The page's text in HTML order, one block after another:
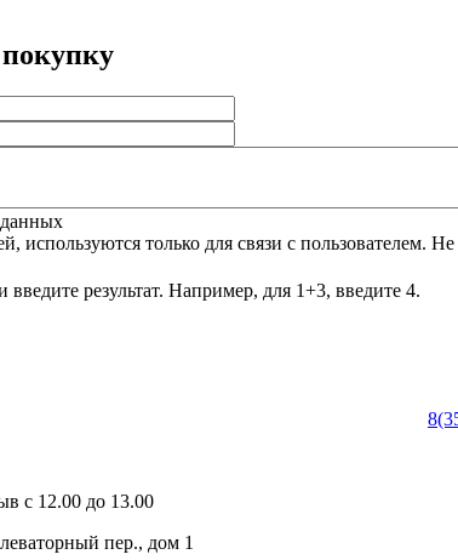
используются только для связи с пользователем.
результат. Например, для 1+3, введите 4.
с 12.00 до 13.00
пер., дом 1